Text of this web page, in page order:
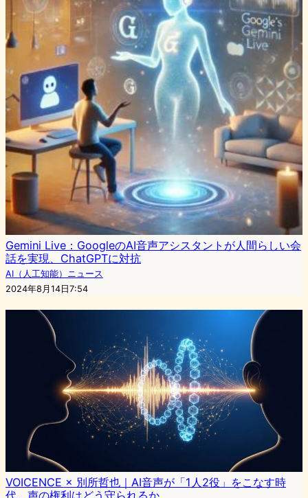
Gemini Live：GoogleのAI音声アシスタントが人間らしい会
話を実現、ChatGPTに対抗
AI（人工知能）ニュース
2024年8月14日7:54
VOICENCE × 別所哲也｜AI音声が「1人2役」をこなす時
代、声の権利はどう守られるか